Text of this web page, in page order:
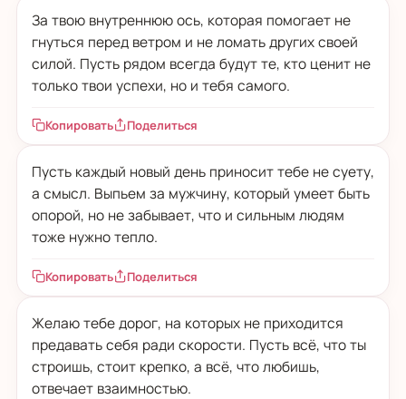
За твою внутреннюю ось, которая помогает не
гнуться перед ветром и не ломать других своей
силой. Пусть рядом всегда будут те, кто ценит не
только твои успехи, но и тебя самого.
Копировать Поделиться
Пусть каждый новый день приносит тебе не суету,
а смысл. Выпьем за мужчину, который умеет быть
опорой, но не забывает, что и сильным людям
тоже нужно тепло.
Копировать Поделиться
Желаю тебе дорог, на которых не приходится
предавать себя ради скорости. Пусть всё, что ты
строишь, стоит крепко, а всё, что любишь,
отвечает взаимностью.